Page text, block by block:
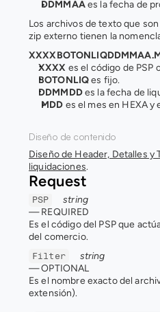
DDMMAA es la fecha de
Los archivos de texto que
zip externo tienen la
XXXX es el código de PSP
BOTONLIQ es fijo.
DDMMDD es la fecha de
MDD es el mes en HEXA y
Diseño de contenido
Diseño de Header, Detalles y
liquidaciones.
Request
PSP
string
— REQUIRED
Es el código del PSP que
del comercio.
Filter
string
— OPTIONAL
Es el nombre exacto del
extensión).